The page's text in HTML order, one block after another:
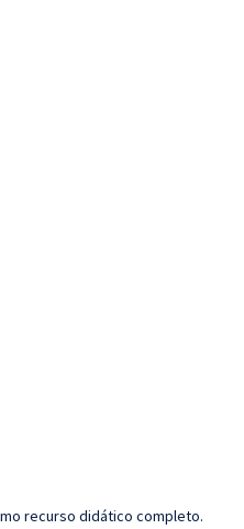
recurso didático completo.